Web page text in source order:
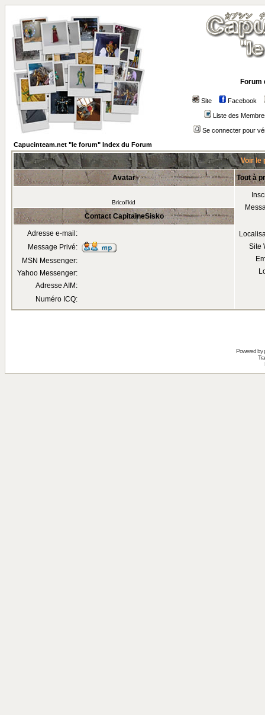
Forum
Site Facebook
Liste des
Se connecter pour
Capucinteam.net "le forum" Index du Forum
Voir le
Avatar Tout à
Bricol'kid
Site
Contact CapitaineSisko
Adresse e-mail:
Message Privé:
MSN Messenger:
Yahoo Messenger:
Adresse AIM:
Numéro ICQ:
Powered by